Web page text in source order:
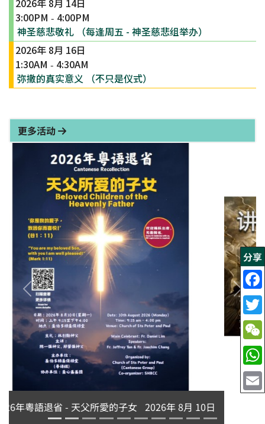
分享
3:00PM - 4:00PM
神圣慈悲敬礼 （每逢周五 - 神圣慈悲组举办）
2026年 8月 16日
1:30AM - 4:30AM
弥撒的真实意义 （不只是仪式）
更多活动
永生中有我吗？刘志坚神父主讲 2026年 8月 10日